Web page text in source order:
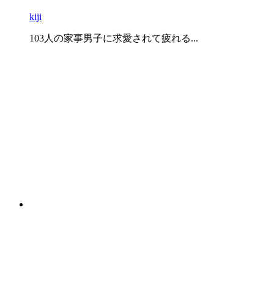
kiji
103人の家事男子に求愛されて疲れる...